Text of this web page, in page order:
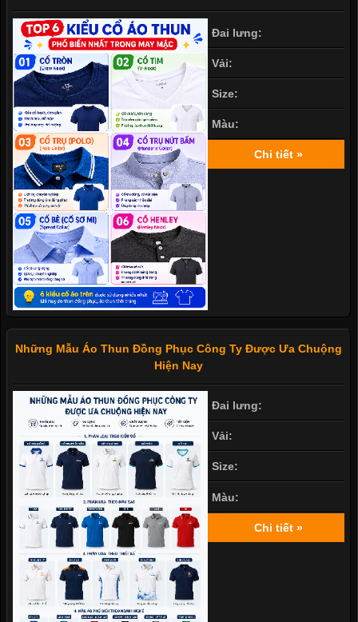
Đai lưng:
Vải:
Size:
Màu:
Chi tiết »
Những Mẫu Áo Thun Đồng Phục Công Ty Được Ưa Chuộng
Hiện Nay
Đai lưng:
Vải:
Size:
Màu:
Chi tiết »